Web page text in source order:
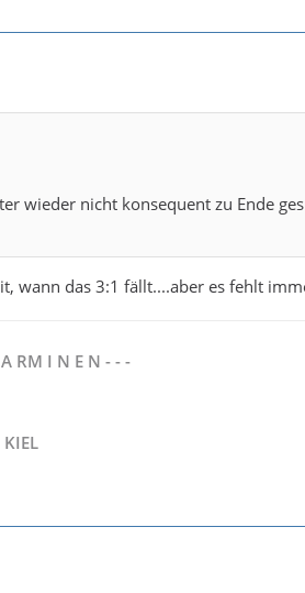
wieder nicht konsequent zu Ende
wann das 3:1 fällt....aber es fehlt
RM I N E N - - -
KIEL